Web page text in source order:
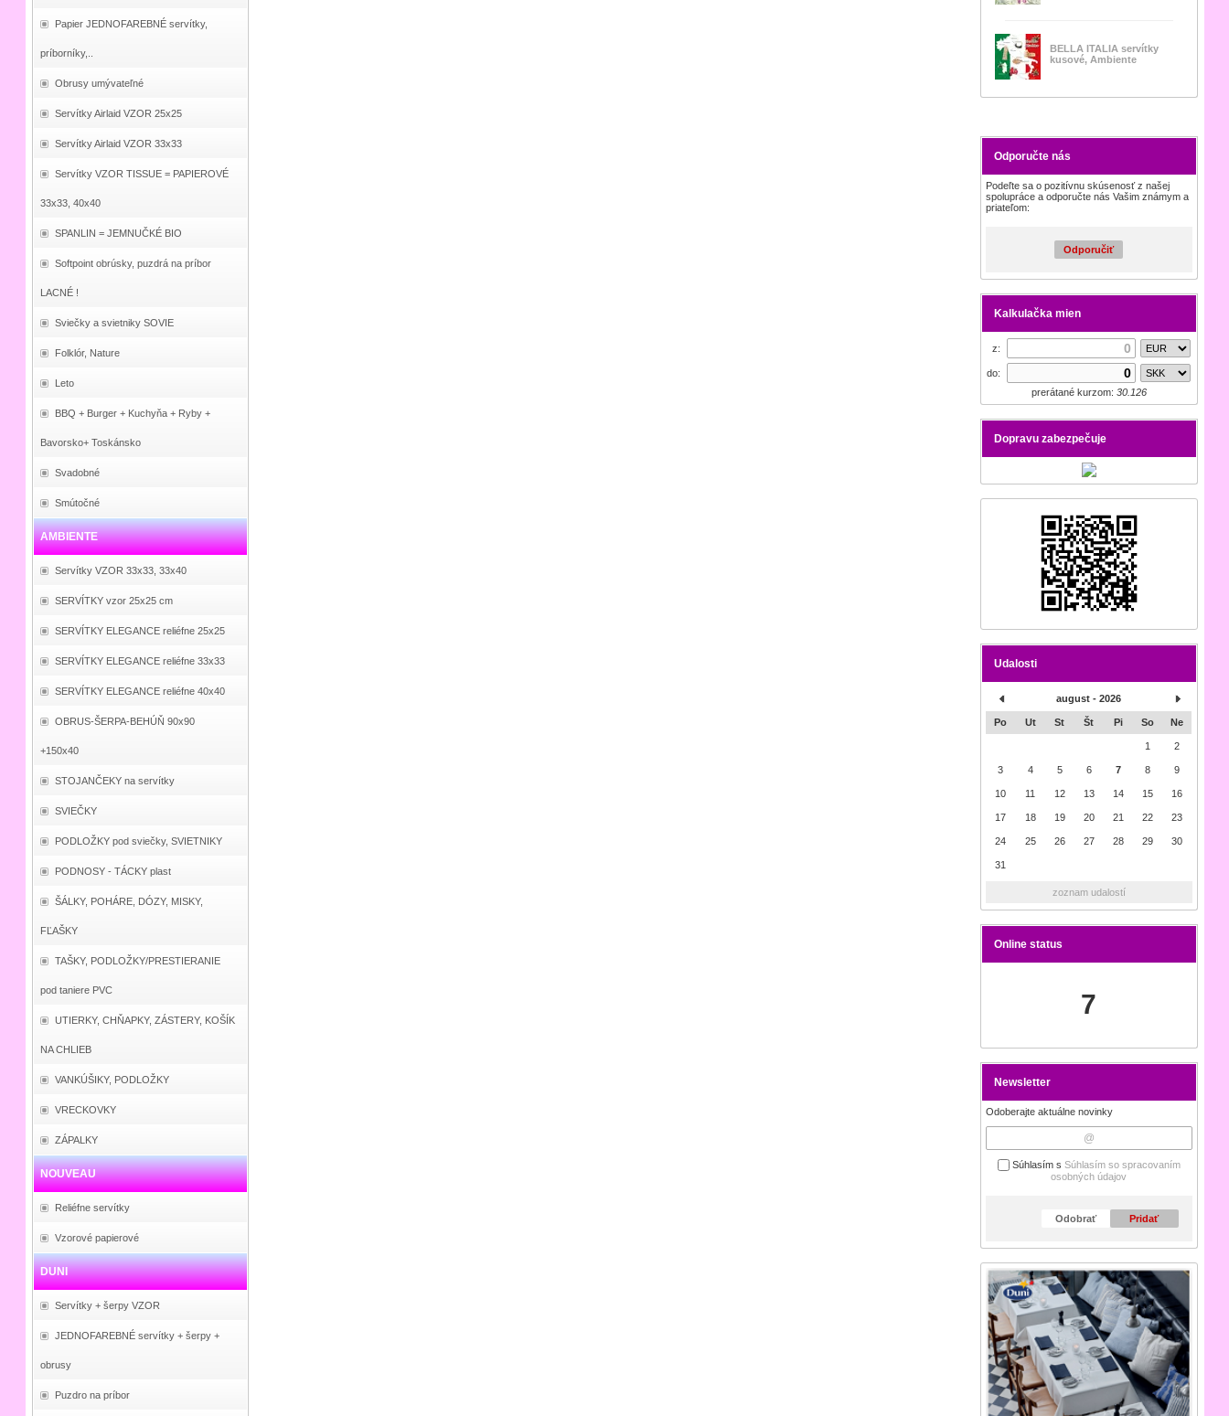
Papier JEDNOFAREBNÉ servítky,
príborníky,..
Obrusy umývateľné
Servítky Airlaid VZOR 25x25
Servítky Airlaid VZOR 33x33
Servítky VZOR TISSUE = PAPIEROVÉ
33x33, 40x40
SPANLIN = JEMNUČKÉ BIO
Softpoint obrúsky, puzdrá na príbor
LACNÉ !
Sviečky a svietniky SOVIE
Folklór, Nature
Leto
BBQ + Burger + Kuchyňa + Ryby +
Bavorsko+ Toskánsko
Svadobné
Smútočné
AMBIENTE
Servítky VZOR 33x33, 33x40
SERVÍTKY vzor 25x25 cm
SERVÍTKY ELEGANCE reliéfne 25x25
SERVÍTKY ELEGANCE reliéfne 33x33
SERVÍTKY ELEGANCE reliéfne 40x40
OBRUS-ŠERPA-BEHÚŇ 90x90
+150x40
STOJANČEKY na servítky
SVIEČKY
PODLOŽKY pod sviečky, SVIETNIKY
PODNOSY - TÁCKY plast
ŠÁLKY, POHÁRE, DÓZY, MISKY,
FĽAŠKY
TAŠKY, PODLOŽKY/PRESTIERANIE
pod taniere PVC
UTIERKY, CHŇAPKY, ZÁSTERY, KOŠÍK
NA CHLIEB
VANKÚŠIKY, PODLOŽKY
VRECKOVKY
ZÁPALKY
NOUVEAU
Reliéfne servítky
Vzorové papierové
DUNI
Servítky + šerpy VZOR
JEDNOFAREBNÉ servítky + šerpy +
obrusy
Puzdro na príbor
BELLA ITALIA servítky
kusové, Ambiente
Odporučte nás
Podeľte sa o pozitívnu skúsenosť z našej
spolupráce a odporučte nás Vašim známym a
priateľom:
Odporučiť
Kalkulačka mien
z:
do:
prerátané kurzom: 30.126
Dopravu zabezpečuje
Udalosti
august - 2026
Po Ut St Št Pi So Ne
1 2
3 4 5 6 7 8 9
10 11 12 13 14 15 16
17 18 19 20 21 22 23
24 25 26 27 28 29 30
31
zoznam udalostí
Online status
7
Newsletter
Odoberajte aktuálne novinky
Súhlasím s Súhlasím so spracovaním
osobných údajov
Odobrať Pridať